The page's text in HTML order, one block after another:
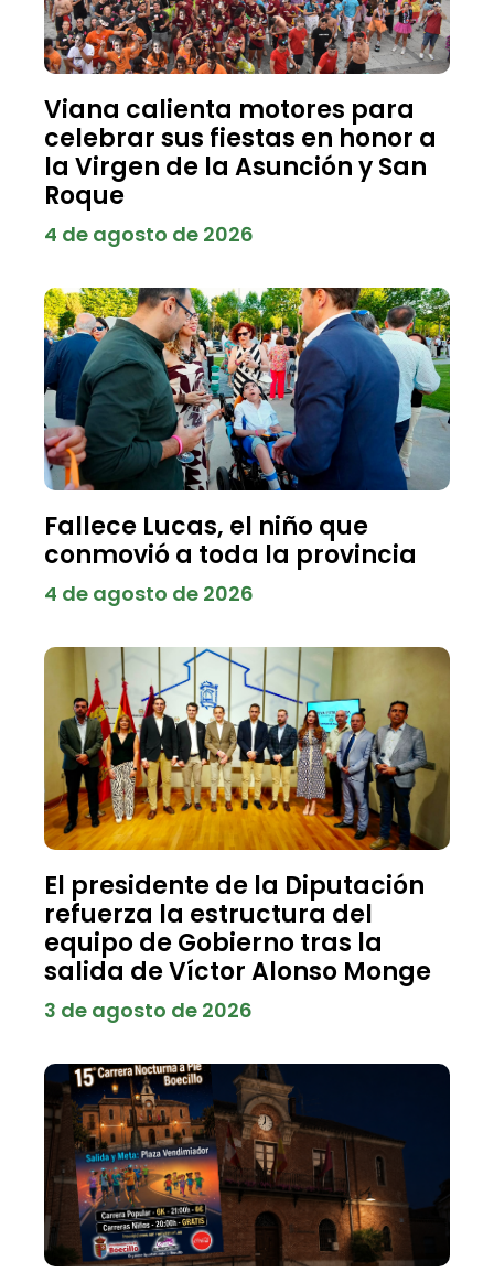
Viana calienta motores para
celebrar sus fiestas en honor a
la Virgen de la Asunción y San
Roque
4 de agosto de 2026
Fallece Lucas, el niño que
conmovió a toda la provincia
4 de agosto de 2026
El presidente de la Diputación
refuerza la estructura del
equipo de Gobierno tras la
salida de Víctor Alonso Monge
3 de agosto de 2026